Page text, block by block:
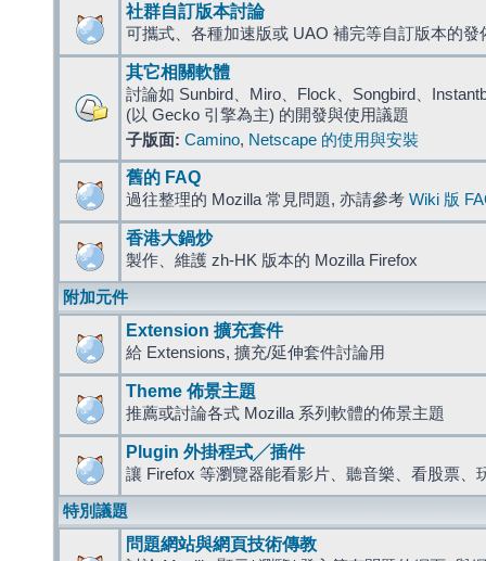
社群自訂版本討論
可攜式、各種加速版或 UAO 補完等自訂版本的發
其它相關軟體
討論如 Sunbird、Miro、Flock、Songbird、
(以 Gecko 引擎為主) 的開發與使用議題
子版面: Camino, Netscape 的使用與安裝
舊的 FAQ
過往整理的 Mozilla 常見問題, 亦請參考 Wiki 版
香港大鍋炒
製作、維護 zh-HK 版本的 Mozilla Firefox
附加元件
Extension 擴充套件
給 Extensions, 擴充/延伸套件討論用
Theme 佈景主題
推薦或討論各式 Mozilla 系列軟體的佈景主題
Plugin 外掛程式╱插件
讓 Firefox 等瀏覽器能看影片、聽音樂、看股票、
特別議題
問題網站與網頁技術傳教